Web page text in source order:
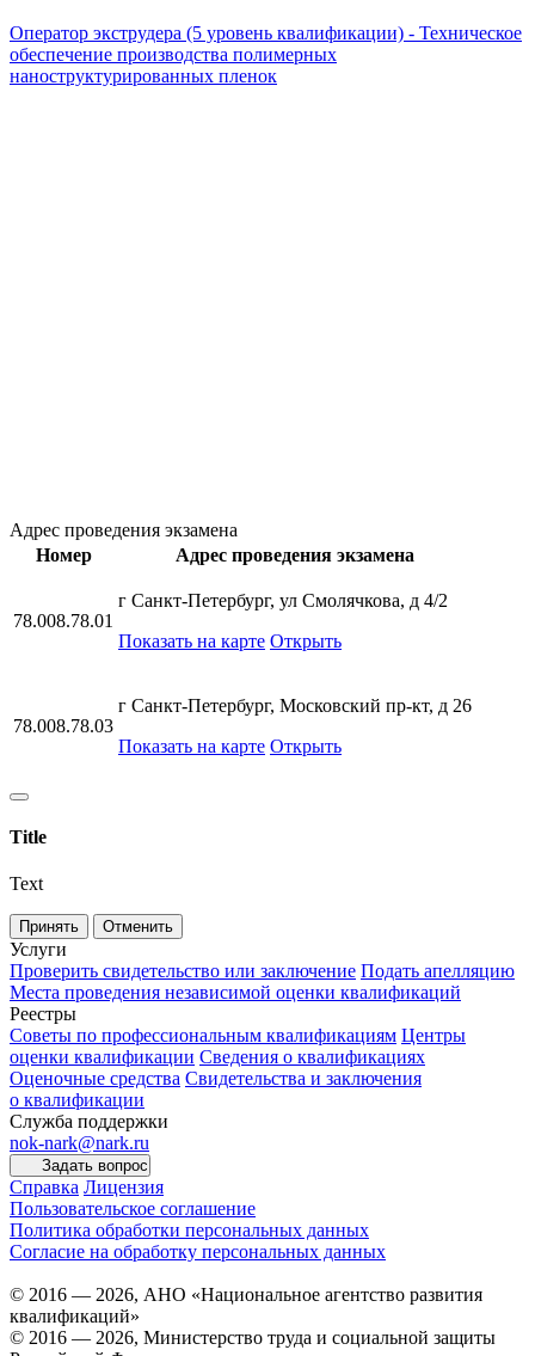
Оператор экструдера (5 уровень квалификации) - Техническое
обеспечение производства полимерных
наноструктурированных пленок
Адрес проведения экзамена
Номер
Адрес проведения экзамена
78.008.78.01
г Санкт-Петербург, ул Смолячкова, д 4/2
Показать на карте Открыть
78.008.78.03
г Санкт-Петербург, Московский пр-кт, д 26
Показать на карте Открыть
Title
Text
Принять Отменить
Услуги
Проверить свидетельство или заключение Подать апелляцию
Места проведения независимой оценки квалификаций
Реестры
Советы по профессиональным квалификациям Центры
оценки квалификации Сведения о квалификациях
Оценочные средства Свидетельства и заключения
о квалификации
Служба поддержки
nok-nark@nark.ru
Задать вопрос
Справка Лицензия
Пользовательское соглашение
Политика обработки персональных данных
Согласие на обработку персональных данных
© 2016 — 2026, АНО «Национальное агентство развития
квалификаций»
© 2016 — 2026, Министерство труда и социальной защиты